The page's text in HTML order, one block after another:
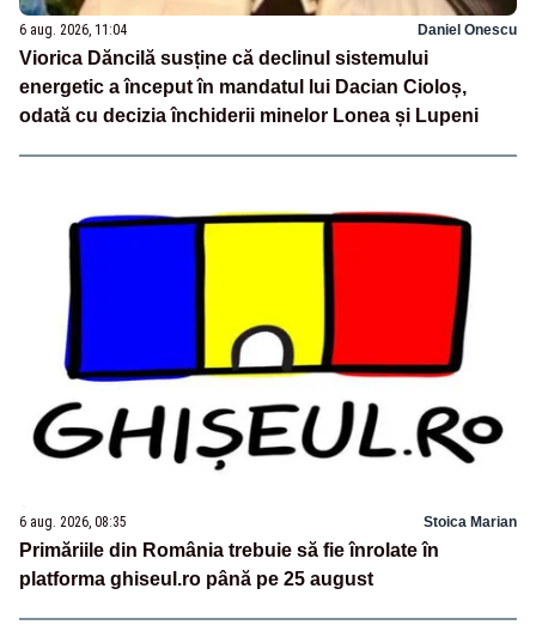
6 aug. 2026, 11:04 Daniel Onescu
Viorica Dăncilă susține că declinul sistemului
energetic a început în mandatul lui Dacian Cioloș,
odată cu decizia închiderii minelor Lonea și Lupeni
6 aug. 2026, 08:35 Stoica Marian
Primăriile din România trebuie să fie înrolate în
platforma ghiseul.ro până pe 25 august